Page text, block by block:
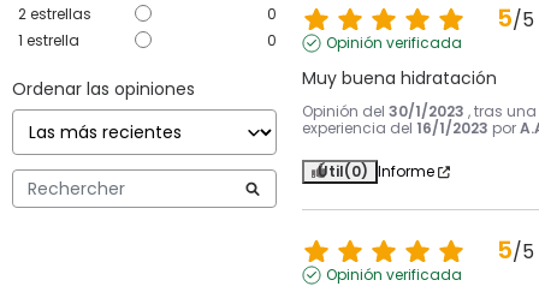
2estrellas
0
1 estrella 0
Ordenar las opiniones
5/5
Opinión verificada
Muy buena hidratación
Opinión del 30/1/2023 , tras una
experiencia del 16/1/2023 por
Útil(0) Informe
5/5
Opinión verificada